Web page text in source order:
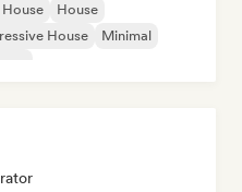
House
House
House
Minimal